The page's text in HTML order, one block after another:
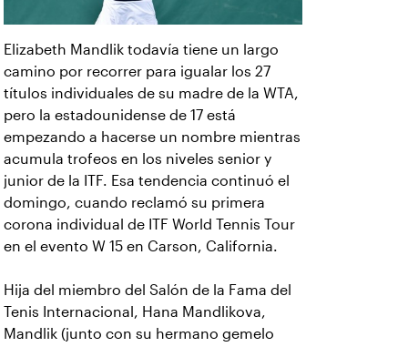
Elizabeth Mandlik todavía tiene un largo
camino por recorrer para igualar los 27
títulos individuales de su madre de la WTA,
pero la estadounidense de 17 está
empezando a hacerse un nombre mientras
acumula trofeos en los niveles senior y
junior de la ITF. Esa tendencia continuó el
domingo, cuando reclamó su primera
corona individual de ITF World Tennis Tour
en el evento W 15 en Carson, California.
Hija del miembro del Salón de la Fama del
Tenis Internacional, Hana Mandlikova,
Mandlik (junto con su hermano gemelo